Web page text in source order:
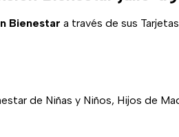
Bienestar a través de sus
de Niñas y Niños, Hijos de